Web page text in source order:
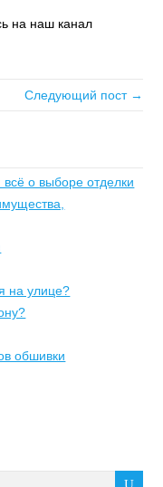
на наш канал
Следующий пост →
о выборе отделки
на улице?
обшивки